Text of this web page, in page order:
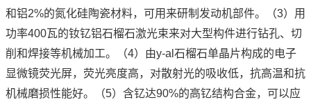
和铝2%的氮化硅陶瓷材料，可用来研制发动机部件。（3）用
功率400瓦的钕钇铝石榴石激光束来对大型构件进行钻孔、切
削和焊接等机械加工。（4）由y-al石榴石单晶片构成的电子
显微镜荧光屏，荧光亮度高，对散射光的吸收低，抗高温和抗
机械磨损性能好。（5）含钇达90%的高钇结构合金，可以应